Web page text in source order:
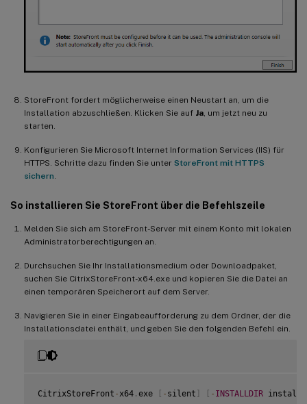
StoreFront fordert möglicherweise einen Neustart an, um die
Installation abzuschließen. Klicken Sie auf Ja , um jetzt neu zu
starten.
Konfigurieren Sie Microsoft Internet Information Services (IIS) für
HTTPS. Schritte dazu finden Sie unter StoreFront mit HTTPS
sichern
So installieren Sie StoreFront über die Befehlszeile
Melden Sie sich am StoreFront-Server mit einem Konto mit lokalen
Administratorberechtigungen an.
Durchsuchen Sie Ihr Installationsmedium oder Downloadpaket,
suchen Sie CitrixStoreFront-x64.exe und kopieren Sie die Datei an
einen temporären Speicherort auf dem Server.
Navigieren Sie in einer Eingabeaufforderung zu dem Ordner, der die
Installationsdatei enthält, und geben Sie den folgenden Befehl ein.
CitrixStoreFront - x64 . exe [ - silent ] [ - INSTALLDIR